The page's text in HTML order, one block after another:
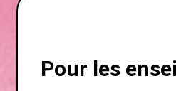
Pour les